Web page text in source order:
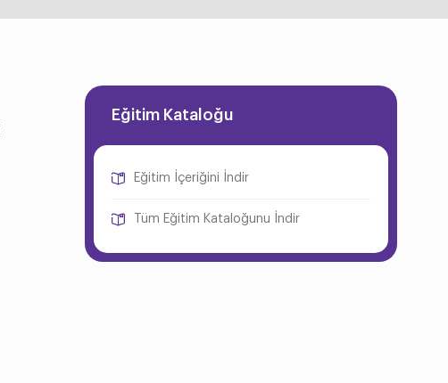
Eğitim Kataloğu
Eğitim İçeriğini İndir
Tüm Eğitim Kataloğunu İndir